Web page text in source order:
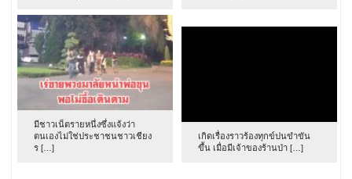
มีชาวเน็ตรายหนึ่งซึ่งแจ้งว่า
ตนเองไม่ใช่ประชาชนชาวเชียง
ร […]
เกิดเรื่องราวร้องทุกข์ปนขำขัน
ขึ้น เมื่อมีเจ้าของร้านป่า […]